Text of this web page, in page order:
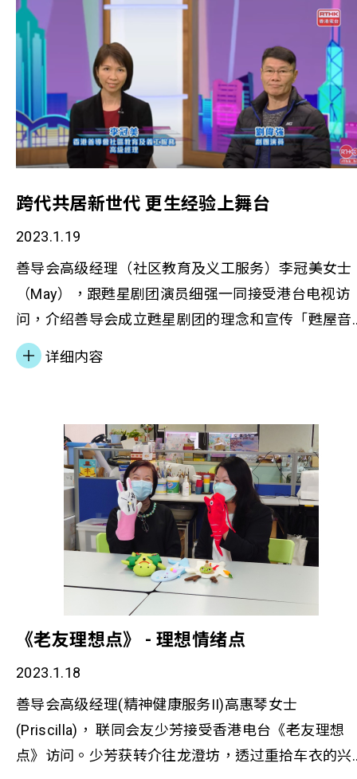
跨代共居新世代 更生经验上舞台
2023.1.19
善导会高级经理（社区教育及义工服务）李冠美女士
（May），跟甦星剧团演员细强一同接受港台电视访
问，介绍善导会成立甦星剧团的理念和宣传「甦屋音
乐剧」。 细强更会分享加入甦星后，如何转变更生历
程，蜕变成剧场的演员，在舞台上发光发亮。
详细内容
《老友理想点》 - 理想情绪点
2023.1.18
善导会高级经理(精神健康服务II)高惠琴女士
(Priscilla)， 联同会友少芳接受香港电台《老友理想
点》访问。少芳获转介往龙澄坊，透过重拾车衣的兴